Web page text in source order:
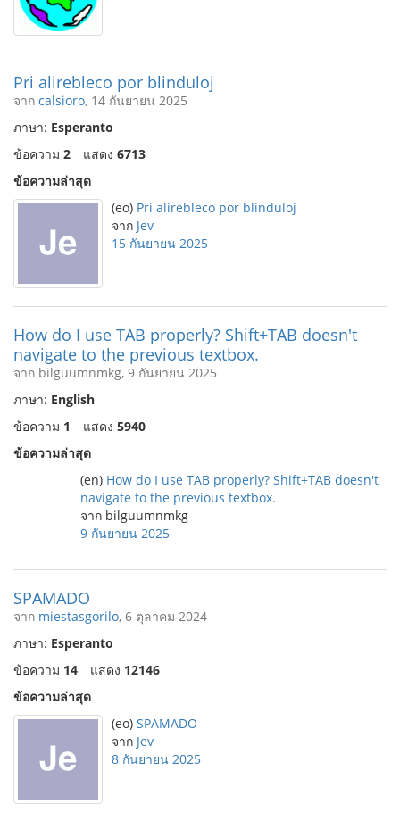
Pri alirebleco por blinduloj
จาก calsioro, 14 กันยายน 2025
ภาษา: Esperanto
ข้อความ 2 แสดง 6713
ข้อความล่าสุด
(eo) Pri alirebleco por blinduloj
จาก Jev
15 กันยายน 2025
How do I use TAB properly? Shift+TAB doesn't
navigate to the previous textbox.
จาก bilguumnmkg, 9 กันยายน 2025
ภาษา: English
ข้อความ 1 แสดง 5940
ข้อความล่าสุด
(en) How do I use TAB properly? Shift+TAB doesn't
navigate to the previous textbox.
จาก bilguumnmkg
9 กันยายน 2025
SPAMADO
จาก miestasgorilo, 6 ตุลาคม 2024
ภาษา: Esperanto
ข้อความ 14 แสดง 12146
ข้อความล่าสุด
(eo) SPAMADO
จาก Jev
8 กันยายน 2025